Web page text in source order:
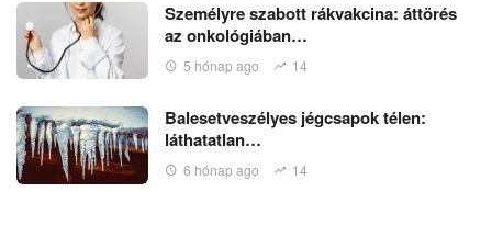
Személyre szabott rákvakcina: áttörés
az onkológiában…
5 hónap ago 14
Balesetveszélyes jégcsapok télen:
láthatatlan…
6 hónap ago 14